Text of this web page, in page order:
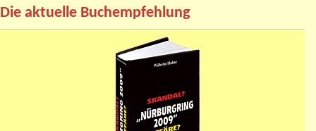
Die aktuelle Buchempfehlung